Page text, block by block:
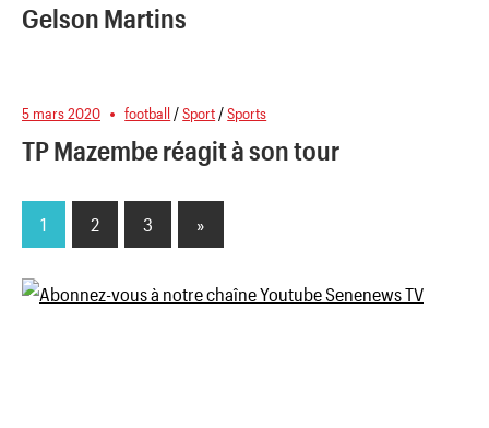
Gelson Martins
5 mars 2020 football /Sport /Sports
TP Mazembe réagit à son tour
Pagination
des
1 2 3
Next
Posts
»